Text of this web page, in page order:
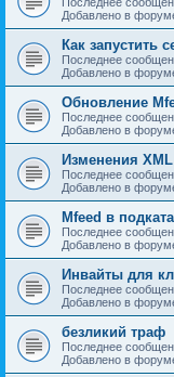
Добавлено в
Как запустить
Последнее
Добавлено в
Обновление
Последнее
Добавлено в
Изменения
Последнее
Добавлено в
Mfeed в
Последнее
Добавлено в
Инвайты для
Последнее
Добавлено в
безликий траф
Последнее
Добавлено в